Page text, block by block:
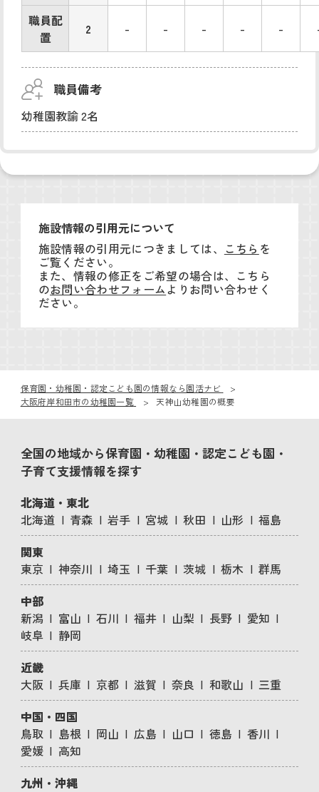
職員配
置
2 - - - - -
職員備考
幼稚園教諭 2名
施設情報の引用元について
施設情報の引用元につきましては、 こちら を
ご覧ください。
また、情報の修正をご希望の場合は、こちら
のお問い合わせフォームよりお問い合わせく
ださい。
保育園・幼稚園・認定こども園の情報なら園活ナビ
大阪府岸和田市の幼稚園一覧
天神山幼稚園の概要
全国の地域から保育園・幼稚園・認定こども園・
子育て支援情報を探す
北海道・東北
北海道
青森 岩手 宮城 秋田 山形
福島
関東
東京
神奈川 埼玉 千葉 茨城 栃木
群馬
中部
新潟
富山 石川 福井 山梨 長野
愛知
岐阜
静岡
近畿
大阪
兵庫 京都 滋賀 奈良 和歌山
三重
中国・四国
鳥取
島根 岡山 広島 山口 徳島
香川
愛媛
高知
九州・沖縄